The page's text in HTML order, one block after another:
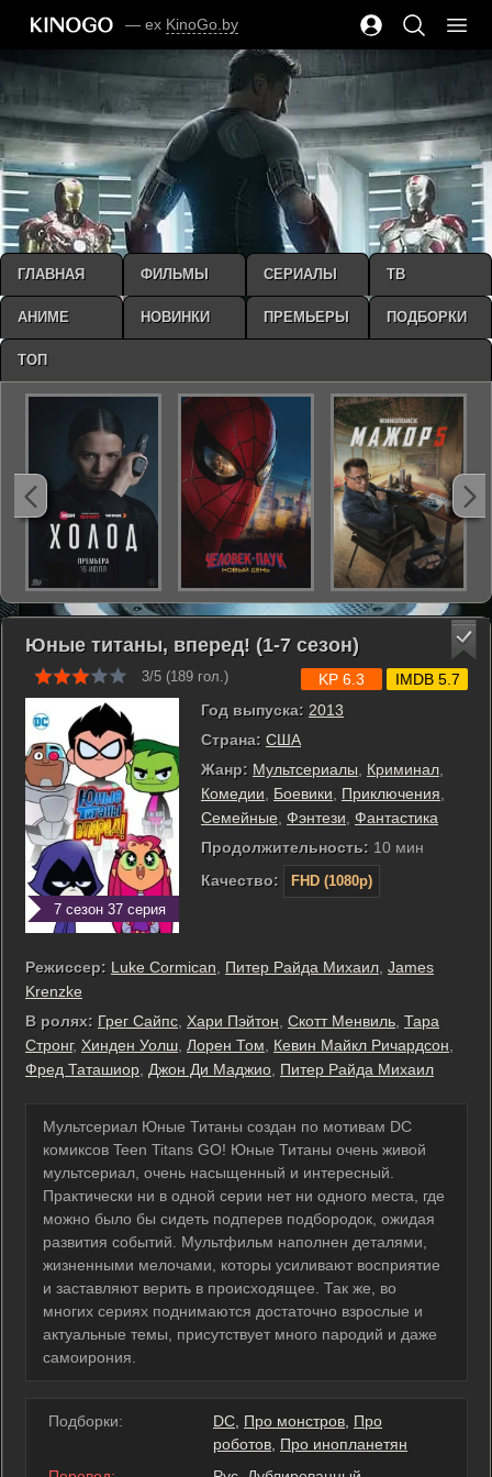
— ex KinoGo.by
Юные титаны, вперед! (1-7 сезон)
3/5 (189 гол.)
7 сезон 37 серия
Год выпуска: 2013
Страна: США
Жанр: Мультсериалы Криминал
Комедии
Боевики Приключения
Семейные Фэнтези Фантастика
Продолжительность: 10 мин
Качество:
FHD (1080p)
KP 6.3 IMDB 5.7
Режиссер: Luke Cormican, Питер Райда Михаил, James
Krenzke
В ролях: Грег Сайпс, Хари Пэйтон, Скотт Менвиль, Тара
Стронг, Хинден Уолш, Лорен Том, Кевин Майкл Ричардсон,
Фред Таташиор, Джон Ди Маджио, Питер Райда Михаил
Мультсериал Юные Титаны создан по мотивам DC
комиксов Teen Titans GO! Юные Титаны очень живой
мультсериал, очень насыщенный и интересный.
Практически ни в одной серии нет ни одного места, где
можно было бы сидеть подперев подбородок, ожидая
развития событий. Мультфильм наполнен деталями,
жизненными мелочами, которы усиливают восприятие
и заставляют верить в происходящее. Так же, во
многих сериях поднимаются достаточно взрослые и
актуальные темы, присутствует много пародий и даже
самоирония.
Подборки: DC, Про монстров, Про
роботов, Про инопланетян
ГЛАВНАЯ ФИЛЬМЫ СЕРИАЛЫ ТВ
АНИМЕ НОВИНКИ ПРЕМЬЕРЫ ПОДБОРКИ
ТОП